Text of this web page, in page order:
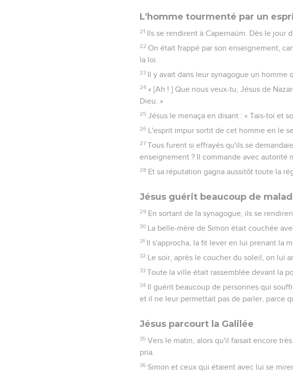
L'homme tourmenté par un
21 Ils se rendirent à Capernaüm. Dès le jour
22 On était frappé par son enseignement,
la loi.
23 Il y avait dans leur synagogue un homme
24 « [Ah ! ] Que nous veux-tu, Jésus de
Dieu. »
25 Jésus le menaça en disant : « Tais-toi et
26 L'esprit impur sortit de cet homme en le
27 Tous furent si effrayés qu'ils se
enseignement ? Il commande avec autorité
28 Et sa réputation gagna aussitôt toute la
Jésus guérit beaucoup de
29 En sortant de la synagogue, ils se
30 La belle-mère de Simon était couchée
31 Il s'approcha, la fit lever en lui prenant la
32 Le soir, après le coucher du soleil, on lui
33 Toute la ville était rassemblée devant la
34 Il guérit beaucoup de personnes qui
et il ne leur permettait pas de parler, parce
Jésus parcourt la Galilée
35 Vers le matin, alors qu'il faisait encore
pria.
36 Simon et ceux qui étaient avec lui se